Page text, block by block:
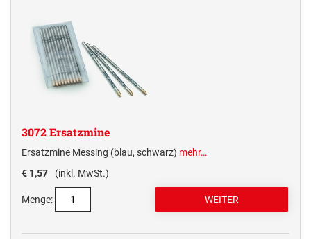
3072 Ersatzmine
Ersatzmine Messing (blau, schwarz) mehr…
€ 1,57
(inkl. MwSt.)
Menge: